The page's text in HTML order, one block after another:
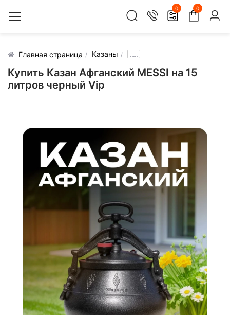
0 0
Главная страница Казаны .....
Купить Казан Афганский MESSI на 15
литров черный Vip